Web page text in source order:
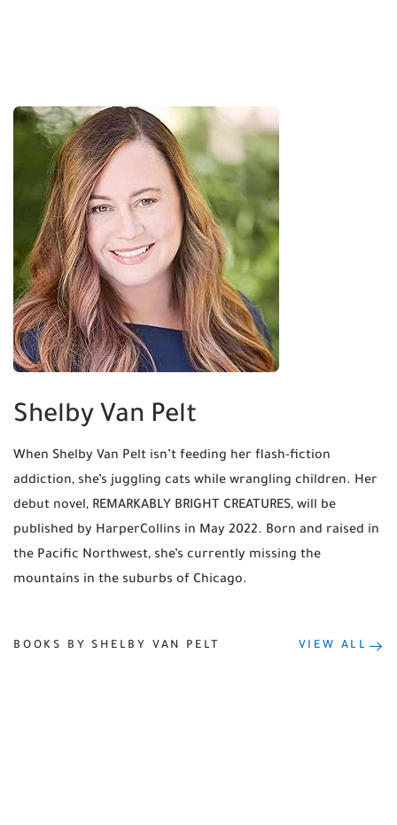
Shelby Van Pelt
When Shelby Van Pelt isn’t feeding her flash-fiction
addiction, she’s juggling cats while wrangling children. Her
debut novel, REMARKABLY BRIGHT CREATURES, will be
published by HarperCollins in May 2022. Born and raised in
the Pacific Northwest, she’s currently missing the
mountains in the suburbs of Chicago.
BOOKS BY SHELBY VAN PELT VIEW ALL